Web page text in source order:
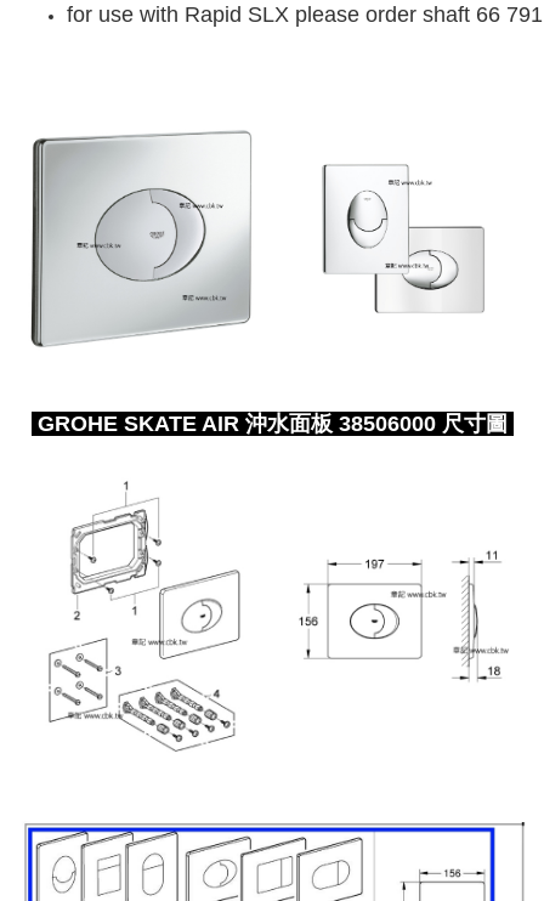
for use with Rapid SLX please order shaft 66
GROHE SKATE AIR 沖水面板 38506000 尺寸圖